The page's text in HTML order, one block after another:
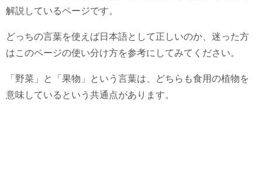
解説しているページです。
どっちの言葉を使えば日本語として正しいのか、迷った方
はこのページの使い分け方を参考にしてみてください。
「野菜」と「果物」という言葉は、どちらも食用の植物を
意味しているという共通点があります。